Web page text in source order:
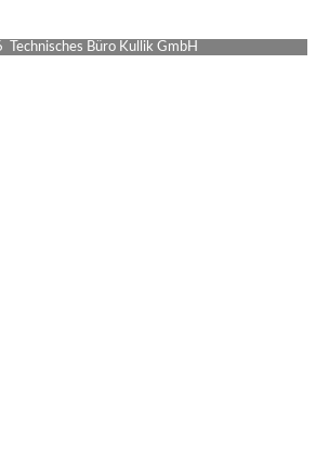
Büro Kullik GmbH